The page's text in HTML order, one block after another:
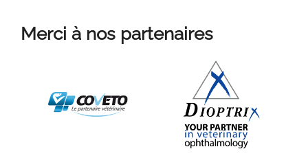
Merci à nos partenaires